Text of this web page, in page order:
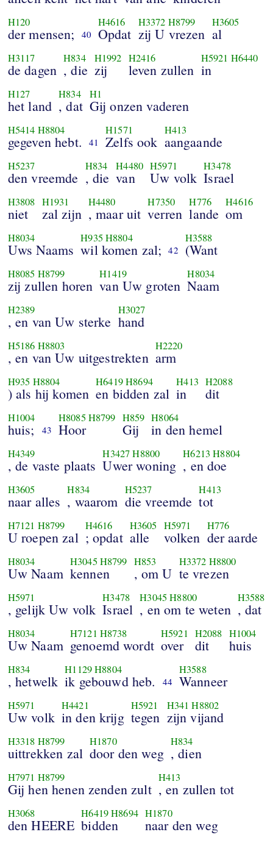
H120
der mensen; 40
H4616
Opdat
H3372 H8799
zij U vrezen
H3605
al
H3117
de dagen
H834
, die
H1992
zij
H2416
leven zullen
H5921 H6440
in
H127
het land
H834
, dat
H1
Gij onzen vaderen
H5414 H8804
gegeven hebt. 41
H1571
Zelfs ook
H413
aangaande
H5237
den vreemde
H834
, die
H4480
van
H5971
Uw volk
H3478
Israel
H3808
niet
H1931
zal zijn
H4480
, maar uit
H7350
verren
H776
lande
H4616
om
H8034
Uws Naams
H935H8804
wil komen zal; 42
H3588
(Want
H8085 H8799
zij zullen horen
H1419
van Uw groten
H8034
Naam
H2389
, en van Uw sterke
H3027
hand
H5186 H8803
, en van Uw uitgestrekten
H2220
arm
H935 H8804
) als hij komen
H6419H8694
en bidden zal
H413
in
H2088
dit
H1004
huis; 43
H8085H8799
Hoor
H859
Gij
H8064
in den hemel
H4349
, de vaste plaats
H3427 H8800
Uwer woning
H6213 H8804
, en doe
H3605
naar alles
H834
, waarom
H5237
die vreemde
H413
tot
H7121 H8799
U roepen zal
H4616
; opdat
H3605
alle
H5971
volken
H776
der aarde
H8034
Uw Naam
H3045H8799
kennen
H853
, om U
H3372 H8800
te vrezen
H5971
, gelijk Uw volk
H3478
Israel
H3045H8800
, en om te weten
H3588
, dat
H8034
Uw Naam
H7121 H8738
genoemd wordt
H5921
over
H2088
dit
H1004
huis
H834
, hetwelk
H1129H8804
ik gebouwd heb. 44
H3588
Wanneer
H5971
Uw volk
H4421
in den krijg
H5921
tegen
H341 H8802
zijn vijand
H3318 H8799
uittrekken zal
H1870
door den weg
H834
, dien
H7971 H8799
Gij hen henen zenden zult
H413
, en zullen tot
H3068
den HEERE
H6419H8694
bidden
H1870
naar den weg